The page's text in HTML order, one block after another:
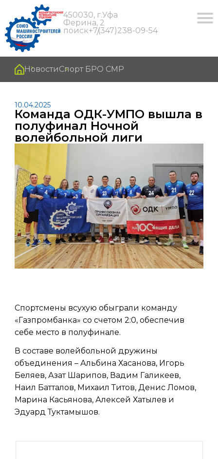
450030, г.Уфа
Ферина, 2
поиск+7(347)238-09-54
НовостиСпорт БРО СМР
10.04.2025
Команда ОДК-УМПО вышла в
полуфинал Ночной
волейбольной лиги
Спортсмены всухую обыграли команду
«Газпромбанка» со счетом 2:0, обеспечив
себе место в полуфинале.
В составе волейбольной дружины
объединения – Альбина Хасанова, Игорь
Беляев, Азат Шарипов, Вадим Галикеев,
Наил Батталов, Михаил Титов, Денис Ломов,
Марина Касьянова, Алексей Хатылев и
Эдуард Туктамышов.